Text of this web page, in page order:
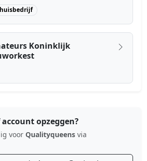
Koninklijk
opzeggen?
voor Qualityqueens via